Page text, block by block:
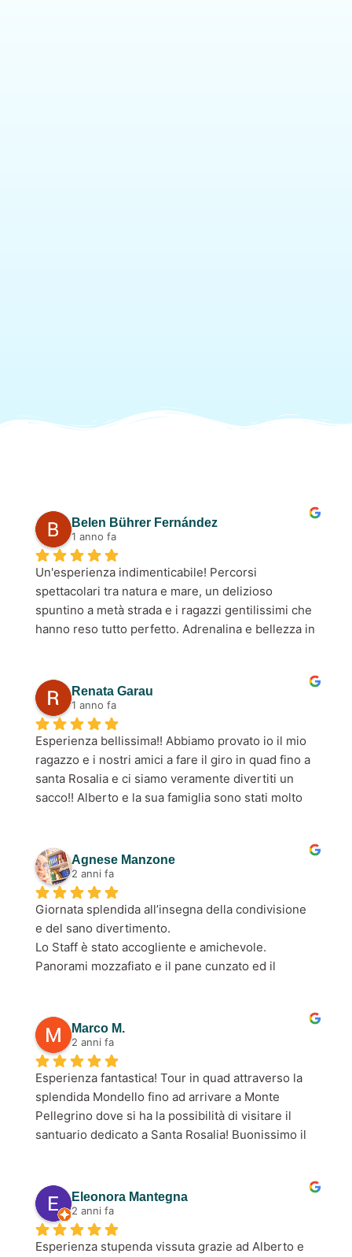
Belen Bührer Fernández
1 anno fa
Un'esperienza indimenticabile! Percorsi
spettacolari tra natura e mare, un delizioso
spuntino a metà strada e i ragazzi gentilissimi che
hanno reso tutto perfetto. Adrenalina e bellezza in
Renata Garau
1 anno fa
Esperienza bellissima!! Abbiamo provato io il mio
ragazzo e i nostri amici a fare il giro in quad fino a
santa Rosalia e ci siamo veramente divertiti un
sacco!! Alberto e la sua famiglia sono stati molto
assolutamente consigliata!
Agnese Manzone
2 anni fa
Giornata splendida all’insegna della condivisione
e del sano divertimento.
Lo Staff è stato accogliente e amichevole.
Panorami mozzafiato e il pane cunzato ed il
Marco M.
2 anni fa
Esperienza fantastica! Tour in quad attraverso la
splendida Mondello fino ad arrivare a Monte
Pellegrino dove si ha la possibilità di visitare il
santuario dedicato a Santa Rosalia! Buonissimo il
di Palermo dal belvedere di Monte Pellegrino. Da
consigliare!
Eleonora Mantegna
2 anni fa
Esperienza stupenda vissuta grazie ad Alberto e